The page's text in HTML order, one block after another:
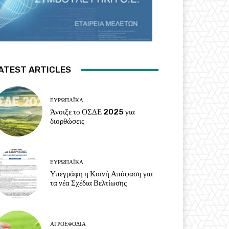
ARTICLES
ΕΥΡΩΠΑΪΚΆ
Άνοιξε το ΟΣΔΕ 2025 για
διορθώσεις
ΕΥΡΩΠΑΪΚΆ
Υπεγράφη η Κοινή Απόφαση για
τα νέα Σχέδια Βελτίωσης
ΑΓΡΟΕΦΌΔΙΑ